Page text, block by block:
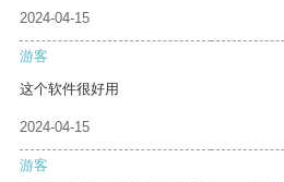
2024-04-15
游客
这个软件很好用
2024-04-15
游客